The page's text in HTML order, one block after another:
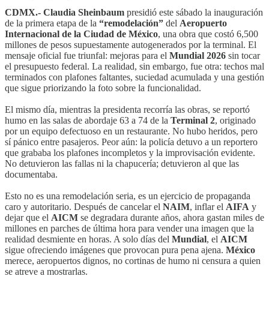
CDMX.- Claudia Sheinbaum presidió este sábado la inauguración
de la primera etapa de la “remodelación” del Aeropuerto
Internacional de la Ciudad de México, una obra que costó 6,500
millones de pesos supuestamente autogenerados por la terminal. El
mensaje oficial fue triunfal: mejoras para el Mundial 2026 sin tocar
el presupuesto federal. La realidad, sin embargo, fue otra: techos mal
terminados con plafones faltantes, suciedad acumulada y una gestión
que sigue priorizando la foto sobre la funcionalidad.
El mismo día, mientras la presidenta recorría las obras, se reportó
humo en las salas de abordaje 63 a 74 de la Terminal 2, originado
por un equipo defectuoso en un restaurante. No hubo heridos, pero
sí pánico entre pasajeros. Peor aún: la policía detuvo a un reportero
que grababa los plafones incompletos y la improvisación evidente.
No detuvieron las fallas ni la chapucería; detuvieron al que las
documentaba.
Esto no es una remodelación seria, es un ejercicio de propaganda
caro y autoritario. Después de cancelar el NAIM, inflar el AIFA y
dejar que el AICM se degradara durante años, ahora gastan miles de
millones en parches de última hora para vender una imagen que la
realidad desmiente en horas. A solo días del Mundial, el AICM
sigue ofreciendo imágenes que provocan pura pena ajena. México
merece, aeropuertos dignos, no cortinas de humo ni censura a quien
se atreve a mostrarlas.